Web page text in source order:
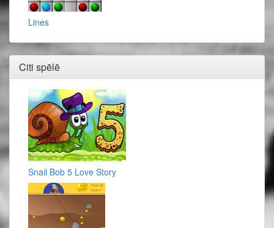
Lines
Citi spēlē
Snail Bob 5 Love Story